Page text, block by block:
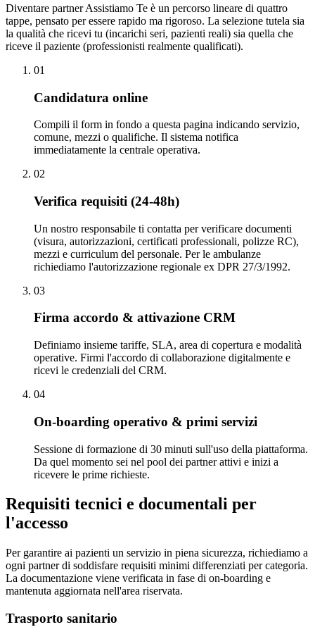
Diventare partner Assistiamo Te è un percorso lineare di quattro
tappe, pensato per essere rapido ma rigoroso. La selezione tutela sia
la qualità che ricevi tu (incarichi seri, pazienti reali) sia quella che
riceve il paziente (professionisti realmente qualificati).
01
Candidatura online
Compili il form in fondo a questa pagina indicando servizio,
comune, mezzi o qualifiche. Il sistema notifica
immediatamente la centrale operativa.
02
Verifica requisiti (24-48h)
Un nostro responsabile ti contatta per verificare documenti
(visura, autorizzazioni, certificati professionali, polizze RC),
mezzi e curriculum del personale. Per le ambulanze
richiediamo l'autorizzazione regionale ex DPR 27/3/1992.
03
Firma accordo & attivazione CRM
Definiamo insieme tariffe, SLA, area di copertura e modalità
operative. Firmi l'accordo di collaborazione digitalmente e
ricevi le credenziali del CRM.
04
On-boarding operativo & primi servizi
Sessione di formazione di 30 minuti sull'uso della piattaforma.
Da quel momento sei nel pool dei partner attivi e inizi a
ricevere le prime richieste.
Requisiti tecnici e documentali per
l'accesso
Per garantire ai pazienti un servizio in piena sicurezza, richiediamo a
ogni partner di soddisfare requisiti minimi differenziati per categoria.
La documentazione viene verificata in fase di on-boarding e
mantenuta aggiornata nell'area riservata.
Trasporto sanitario